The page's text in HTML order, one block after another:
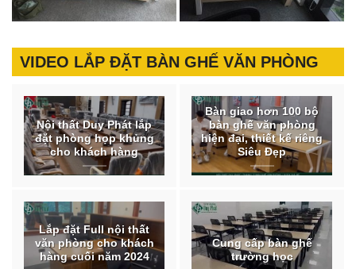
VIDEO LẮP ĐẶT BÀN GHẾ VĂN PHÒNG
Nội thất Duy Phát lắp
đặt phòng họp khủng
cho khách hàng
Bàn giao hơn 100 bộ
bàn ghế văn phòng
hiện đại, thiết kế riêng
Siêu Đẹp
Lắp đặt Full nội thất
văn phòng cho khách
hàng cuối năm 2024
Cung cấp bàn ghế
trường học